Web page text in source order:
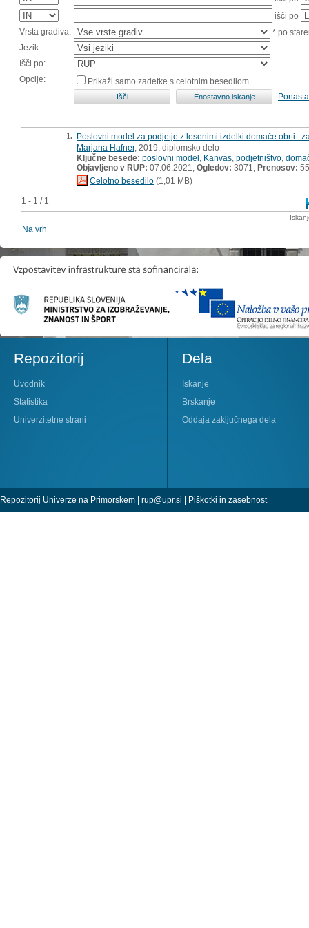
išči po
Vrsta gradiva:
* po
Jezik:
Išči po:
Opcije:
Prikaži samo zadetke s celotnim besedilom
1 - 1 / 1
1. Poslovni model za podjetje z lesenimi izdelki domače obrti :
Marjana Hafner, 2019, diplomsko delo
Ključne besede: poslovni model Kanvas podjetništvo
Objavljeno v RUP: 07.06.2021; Ogledov: 3071; Prenosov: 55
Celotno besedilo (1,01 MB)
Na vrh
Repozitorij
Uvodnik
Statistika
Univerzitetne strani
Dela
Iskanje
Brskanje
Oddaja zaključnega dela
Repozitorij Univerze na Primorskem | rup@upr.si | Piškotki in zasebnost